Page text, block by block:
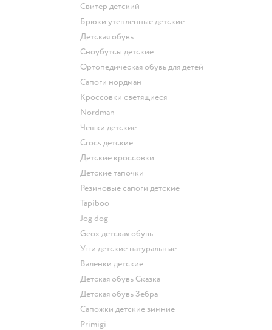
Свитер детский
Брюки утепленные детские
Детская обувь
Сноубутсы детские
Ортопедическая обувь для детей
Сапоги нордман
Кроссовки светящиеся
Nordman
Чешки детские
Crocs детские
Детские кроссовки
Детские тапочки
Резиновые сапоги детские
Tapiboo
Jog dog
Geox детская обувь
Угги детские натуральные
Валенки детские
Детская обувь Сказка
Детская обувь Зебра
Сапожки детские зимние
Primigi